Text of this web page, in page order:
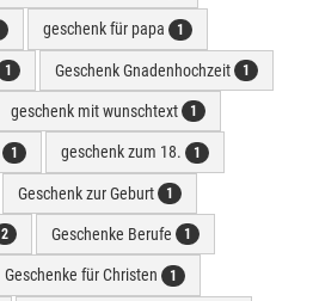
geschenk für papa 1
1 Geschenk Gnadenhochzeit 1
geschenk mit wunschtext 1
1 geschenk zum 18. 1
Geschenk zur Geburt 1
2 Geschenke Berufe 1
Geschenke für Christen 1